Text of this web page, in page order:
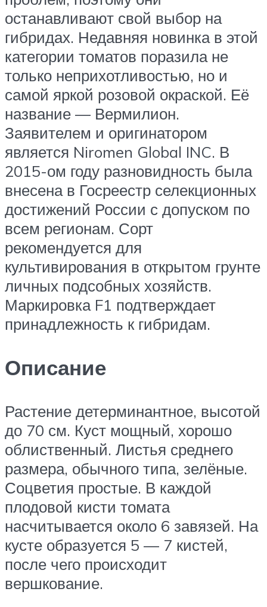
останавливают свой выбор на
гибридах. Недавняя новинка в этой
категории томатов поразила не
только неприхотливостью, но и
самой яркой розовой окраской. Её
название — Вермилион.
Заявителем и оригинатором
является Niromen Global INC. В
2015-ом году разновидность была
внесена в Госреестр селекционных
достижений России с допуском по
всем регионам. Сорт
рекомендуется для
культивирования в открытом грунте
личных подсобных хозяйств.
Маркировка F1 подтверждает
принадлежность к гибридам.
Описание
Растение детерминантное, высотой
до 70 см. Куст мощный, хорошо
облиственный. Листья среднего
размера, обычного типа, зелёные.
Соцветия простые. В каждой
плодовой кисти томата
насчитывается около 6 завязей. На
кусте образуется 5 — 7 кистей,
после чего происходит
вершкование.